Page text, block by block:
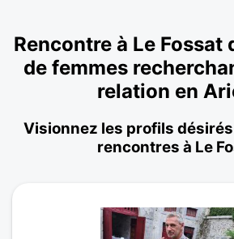
Rencontre à Le Fossat
de femmes
relation en
Visionnez les profils
rencontres à Le